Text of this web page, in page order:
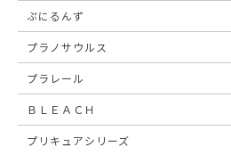
ぷにるんず
プラノサウルス
プラレール
ＢＬＥＡＣＨ
プリキュアシリーズ